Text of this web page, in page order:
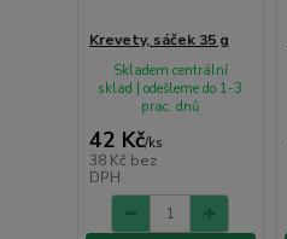
Krevety, sáček 35 g
42 Kč/ks
38 Kč bez
DPH
Skladem centrální
sklad | odešleme do 1-3
prac. dnů